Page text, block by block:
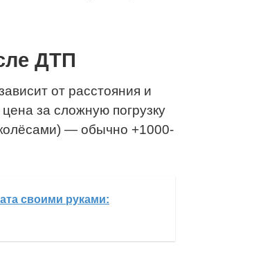
ДТП
от расстояния и
за сложную погрузку
— обычно +1000-
своими руками: